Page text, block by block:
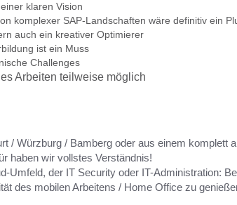
klaren Vision
komplexer SAP-Landschaften wäre definitiv ein
auch ein kreativer Optimierer
ist ein Muss
Challenges
Arbeiten teilweise möglich
/ Würzburg / Bamberg oder aus einem komplett
haben wir vollstes Verständnis!
Umfeld, der IT Security oder IT-Administration:
des mobilen Arbeitens / Home Office zu